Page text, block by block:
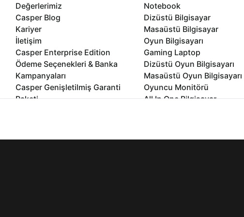
Değerlerimiz
Casper Blog
Kariyer
İletişim
Casper Enterprise Edition
Ödeme Seçenekleri & Banka
Kampanyaları
Casper Genişletilmiş Garanti
Paketi
Notebook
Dizüstü Bilgisayar
Masaüstü Bilgisayar
Oyun Bilgisayarı
Gaming Laptop
Dizüstü Oyun Bilgisayarı
Masaüstü Oyun Bilgisayarı
Oyuncu Monitörü
All In One Bilgisayar